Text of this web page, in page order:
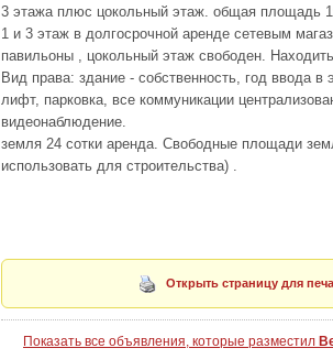
3 этажа плюс цокольный этаж. общая площадь
1 и 3 этаж в долгосрочной аренде сетевым
павильоны , цокольный этаж свободен.
Вид права: здание - собственность, год ввода в
лифт, парковка, все коммуникации
видеонаблюдение.
земля 24 сотки аренда. Свободные площади
использовать для строительства) .
Открыть страницу для
Показать все объявления, которые разместил